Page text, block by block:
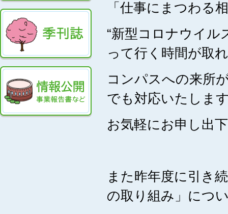
「仕事にまつわる
“新型コロナウイル
って行く時間が取
コンパスへの来所
でも対応いたしま
お気軽にお申し出
また昨年度に引き
の取り組み」につ